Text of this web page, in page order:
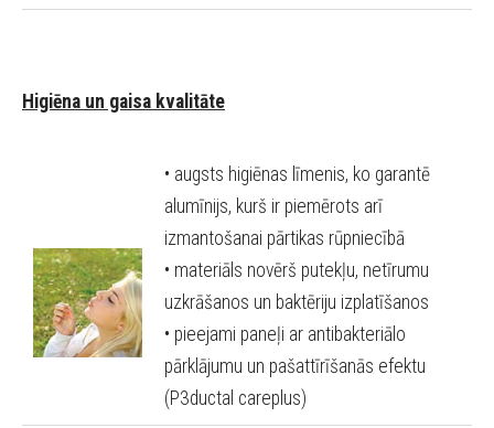
Higiēna un gaisa kvalitāte
• augsts higiēnas līmenis, ko garantē
alumīnijs, kurš ir piemērots arī
izmantošanai pārtikas rūpniecībā
• materiāls novērš putekļu, netīrumu
uzkrāšanos un baktēriju izplatīšanos
• pieejami paneļi ar antibakteriālo
pārklājumu un pašattīrīšanās efektu
(P3ductal careplus)